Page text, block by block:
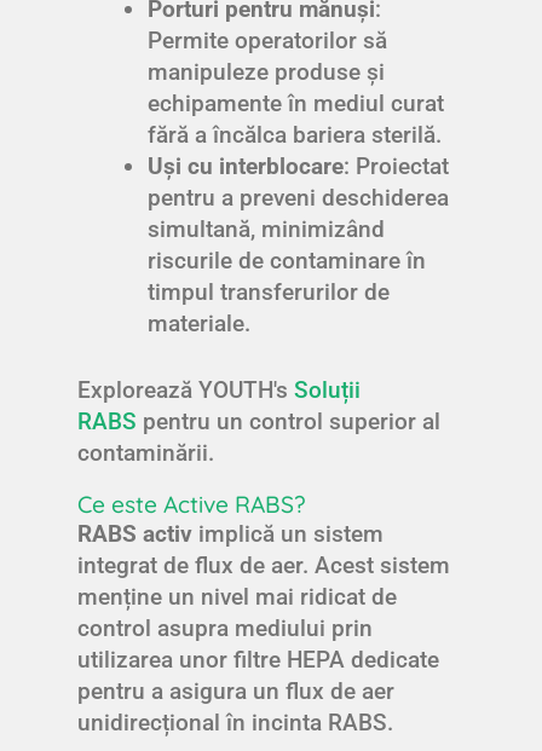
Porturi pentru mănuși:
Permite operatorilor să
manipuleze produse și
echipamente în mediul curat
fără a încălca bariera sterilă.
Uși cu interblocare: Proiectat
pentru a preveni deschiderea
simultană, minimizând
riscurile de contaminare în
timpul transferurilor de
materiale.
Explorează YOUTH's Soluții
RABS pentru un control superior al
contaminării.
Ce este Active RABS?
RABS activ implică un sistem
integrat de flux de aer. Acest sistem
menține un nivel mai ridicat de
control asupra mediului prin
utilizarea unor filtre HEPA dedicate
pentru a asigura un flux de aer
unidirecțional în incinta RABS.